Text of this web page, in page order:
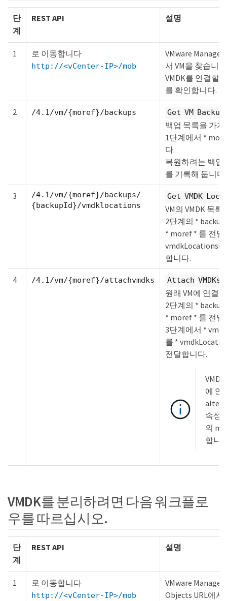
단
계
REST API 설명
1 로 이동합니다
http://<vCenter-IP>/mob
VMware
서 VM을 찾습니
VMDK를 연결할
를 확인합니다.
2 /4.1/vm/{moref}/backups Get VM
백업 목록을 가
1단계에서 *
다.
복원하려는 백업
를 기록해 둡니다.
3
/4.1/vm/{moref}/backups/
{backupId}/vmdklocations
Get VMDK
VM의 VMDK 목
2단계의 *
* moref * 를 전달
합니다.
4 /4.1/vm/{moref}/attachvmdks Attach VMDKs
원래 VM에 연결
2단계의 *
* moref * 를 전달
3단계에서 *
를 *
전달합니다.
에 연
속성
의
합니
VMDK를 분리하려면 다음 워크플로
우를 따르십시오.
단
계
REST API 설명
1 로 이동합니다
http://<vCenter-IP>/mob
VMware Managed
Objects URL에서